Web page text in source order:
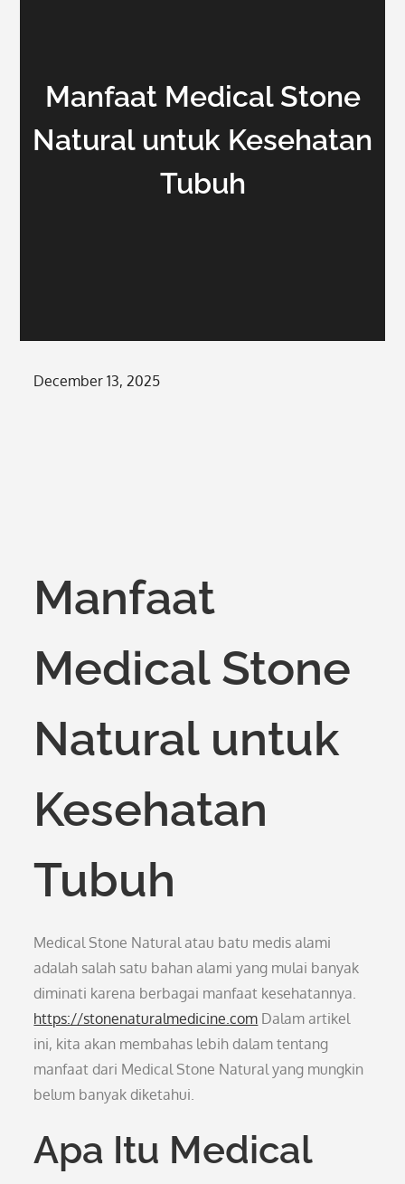
Manfaat Medical Stone
Natural untuk Kesehatan
Tubuh
Posted
December 13, 2025
Manfaat
Medical Stone
Natural untuk
Kesehatan
Tubuh
Medical Stone Natural atau batu medis alami
adalah salah satu bahan alami yang mulai banyak
diminati karena berbagai manfaat kesehatannya.
https://stonenaturalmedicine.com Dalam artikel
ini, kita akan membahas lebih dalam tentang
manfaat dari Medical Stone Natural yang mungkin
belum banyak diketahui.
Apa Itu Medical